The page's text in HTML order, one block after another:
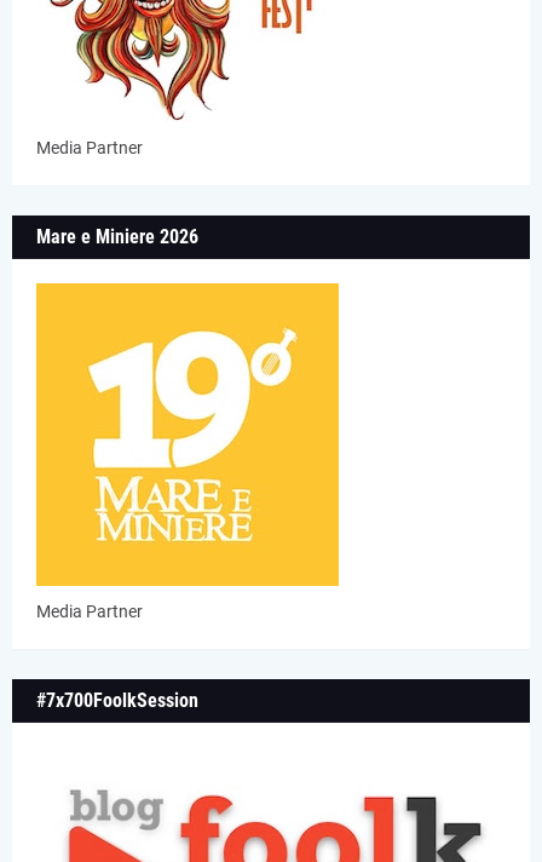
Media Partner
Mare e Miniere 2026
Media Partner
#7x700FoolkSession